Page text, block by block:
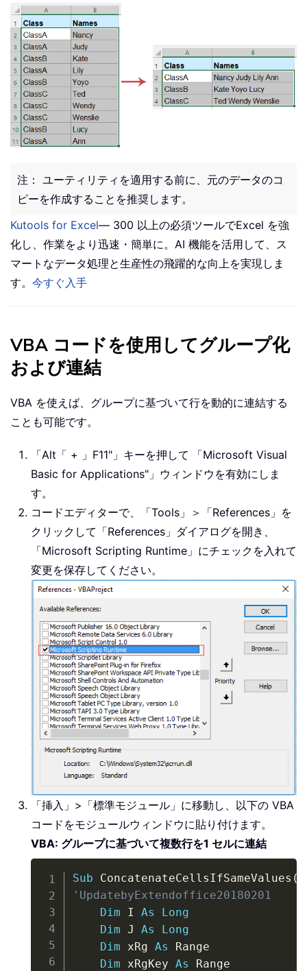
注： ユーティリティを適用する前に、元のデータのコ
ピーを作成することを推奨します。
Kutools for Excel— 300 以上の必須ツールでExcel を強
化し、作業をより迅速・簡単に。AI 機能を活用して、ス
マートなデータ処理と生産性の飛躍的な向上を実現しま
す。 今すぐ入手
VBA コードを使用してグループ化
および連結
VBA を使えば、グループに基づいて行を動的に連結する
ことも可能です。
「Alt「 + 」F11" 」キーを押して 「Microsoft Visual
Basic for Applications" 」ウィンドウを有効にしま
す。
コードエディターで、「Tools 」＞「References 」を
クリックして「References 」ダイアログを開き、
「Microsoft Scripting Runtime 」にチェックを入れて
変更を保存してください。
「挿入」>「標準モジュール」に移動し、以下の VBA
コードをモジュールウィンドウに貼り付けます。
VBA: グループに基づいて複数行を1 セルに連結
Sub ConcatenateCellsIfSameValues (
'UpdatebyExtendoffice20180201
Dim I As
Long
Dim J As
Long
Dim xRg As Range
Dim xRgKey As Range
Copy